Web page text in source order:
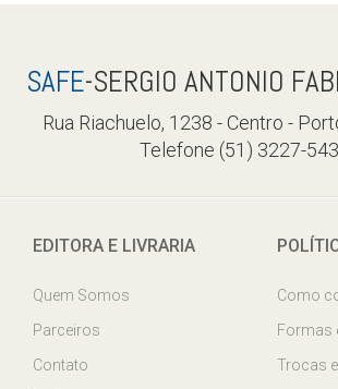
SAFE-SERGIO ANTONIO
Rua Riachuelo, 1238 - Centro -
Telefone (51) 3227-
EDITORA E LIVRARIA
Quem Somos
Parceiros
Contato
Como
Formas
Trocas